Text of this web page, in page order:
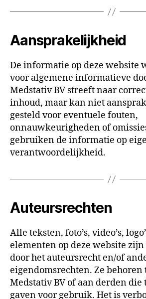
Aansprakelijkheid
De informatie op deze website
voor algemene informatieve
Medstativ BV streeft naar
inhoud, maar kan niet
gesteld voor eventuele fouten,
onnauwkeurigheden of
gebruiken de informatie op
verantwoordelijkheid.
Auteursrechten
Alle teksten, foto’s, video’s,
elementen op deze website
door het auteursrecht en/of
eigendomsrechten. Ze behoren
Medstativ BV of aan derden die
gaven voor gebruik. Het is